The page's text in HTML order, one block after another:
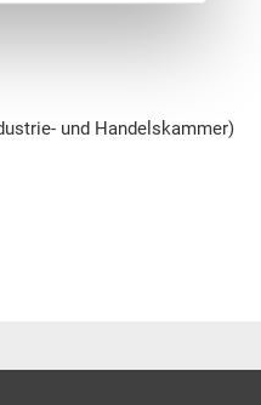
und Handelskammer)